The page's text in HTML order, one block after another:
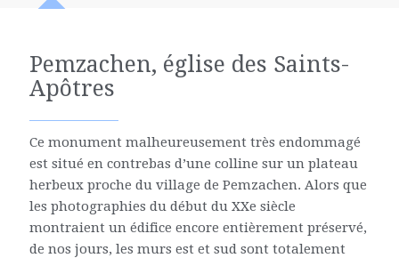
Pemzachen, église des Saints-
Apôtres
Ce monument malheureusement très endommagé
est situé en contrebas d’une colline sur un plateau
herbeux proche du village de Pemzachen. Alors que
les photographies du début du XXe siècle
montraient un édifice encore entièrement préservé,
de nos jours, les murs est et sud sont totalement